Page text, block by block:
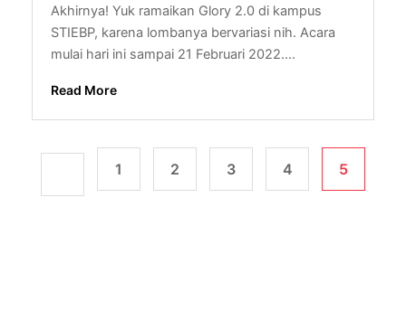
Akhirnya! Yuk ramaikan Glory 2.0 di kampus
STIEBP, karena lombanya bervariasi nih. Acara
mulai hari ini sampai 21 Februari 2022....
Read More
1 2 3 4 5